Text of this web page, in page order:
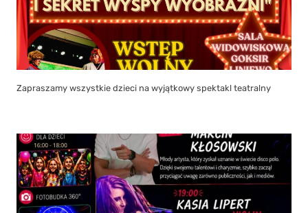
Zapraszamy wszystkie dzieci na wyjątkowy spektakl teatralny